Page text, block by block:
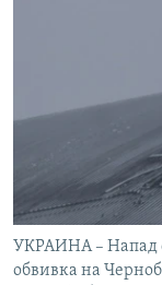
УКРАИНА – Напад
обвивка на